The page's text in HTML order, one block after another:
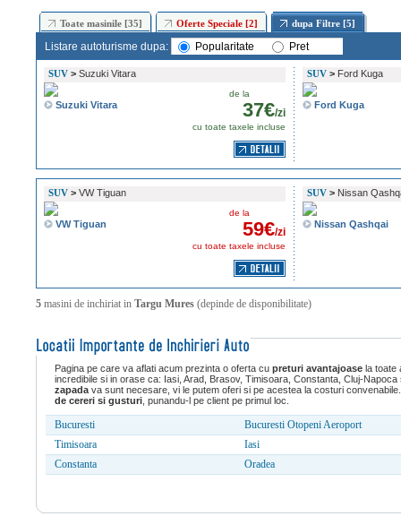
Pagina pe care va aflati acum prezinta o oferta cu preturi avantajoase la toate
incredibile si in orase ca: Iasi, Arad, Brasov, Timisoara, Constanta, Cluj-
zapada va sunt necesare, vi le putem oferi si pe acestea la costuri
de cereri si gusturi , punandu-l pe client pe primul loc.
Bucuresti
Bucuresti Otopeni Aeroport
Timisoara
Iasi
Constanta
Oradea
Toate masinile [35] Oferte Speciale [2] dupa Filtre [5]
Listare autoturisme dupa: Popularitate Pret
SUV > Suzuki Vitara
Suzuki Vitara
de la
37€/zi
cu toate taxele incluse
SUV > Ford Kuga
Ford Kuga
SUV > VW Tiguan
VW Tiguan
de la
59€/zi
cu toate taxele incluse
SUV > Nissan
Nissan Qashqai
5 masini de inchiriat in Targu Mures (depinde de disponibilitate)